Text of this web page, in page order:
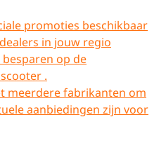
promoties beschikbaar
in jouw regio
op de
.
meerdere fabrikanten om
aanbiedingen zijn voor